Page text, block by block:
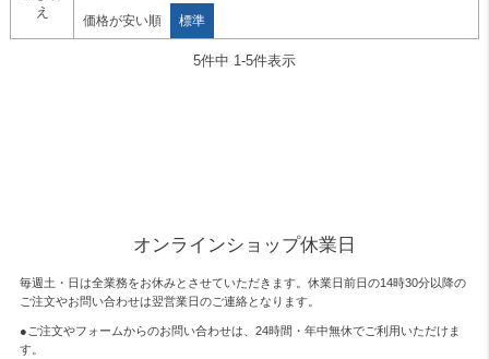
え
価格が安い順 標準
5件中 1-5件表示
オンラインショップ休業日
毎週土・日は全業務をお休みとさせていただきます。休業日前日の14時30分以降の
ご注文やお問い合わせは翌営業日のご連絡となります。
●ご注文やフォームからのお問い合わせは、 24時間・年中無休でご利用いただけま
す。